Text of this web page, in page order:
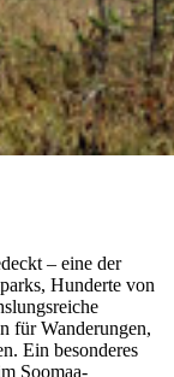
– eine der
Hunderte von
für Wanderungen,
Ein besonderes
Soomaa-